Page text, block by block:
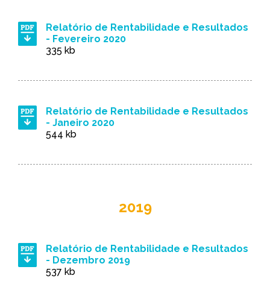
Relatório de Rentabilidade e Resultados
- Fevereiro 2020
335 kb
Relatório de Rentabilidade e Resultados
- Janeiro 2020
544 kb
2019
Relatório de Rentabilidade e Resultados
- Dezembro 2019
537 kb